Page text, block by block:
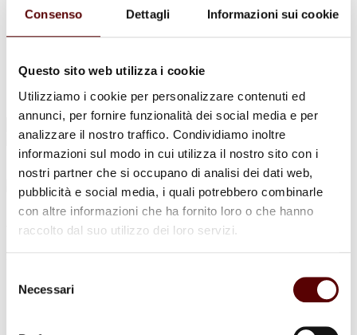
Consenso Dettagli Informazioni sui cookie
Questo sito web utilizza i cookie
Utilizziamo i cookie per personalizzare contenuti ed
annunci, per fornire funzionalità dei social media e per
analizzare il nostro traffico. Condividiamo inoltre
informazioni sul modo in cui utilizza il nostro sito con i
nostri partner che si occupano di analisi dei dati web,
pubblicità e social media, i quali potrebbero combinarle
con altre informazioni che ha fornito loro o che hanno
raccolto dal suo utilizzo dei loro servizi.
delNecessari
Allestimento Funebre
In caso di decesso
News
Info e Contatti
Cerca
per:
Arnaldo Cianti
27 Gennaio 1933 - 14 Aprile 2024
Condividi